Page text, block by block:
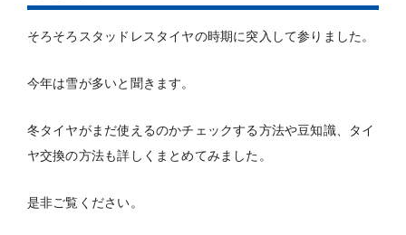
そろそろスタッドレスタイヤの時期に突入して参りました。
今年は雪が多いと聞きます。
冬タイヤがまだ使えるのかチェックする方法や豆知識、タイ
ヤ交換の方法も詳しくまとめてみました。
是非ご覧ください。